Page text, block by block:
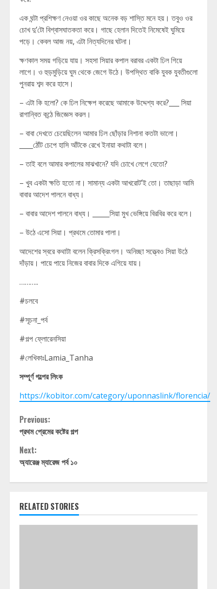
এক ঘন্টা প্রশিক্ষণ নেওয়া ওর কাছে অনেক বড় শাস্তি মনে হয়। তবুও ওর
চোখ দু’টো বিশ্বাসঘাতকতা করে। গাছে হেলান দিতেই নিমেষেই ঘুমিয়ে
পড়ে। কেবল আজ নয়, এটা নিত্যদিনের ঘটনা।
ক্ষণকাল সময় গড়িয়ে যায়। সহসা সিয়ার কপাল বরাবর একটা ঢিল গিয়ে
লাগে। ও হুড়মুড়িয়ে ঘুম থেকে জেগে উঠে। উপস্থিত বাকি যুবক যুবতীগুলো
পুনরায় শব্দ করে হাসে।
– এটা কি হলো? কে ঢিল নিক্ষেপ করেছে আমাকে উদ্দেশ্য করে?___ সিয়া
রাগান্বিত কন্ঠে জিজ্ঞেস করল।
– বাবা দেখতে চেয়েছিলেন আমার ঢিল ছোঁড়ার নিশানা কতটা ভালো।
____ঠোঁট চেপে হাসি আঁটকে রেখে ইনায়া কথাটা বলে।
– তাই বলে আমার কপালের মাঝখানে? যদি চোখে লেগে যেতো?
– খুব একটা ক্ষতি হতো না। সামান্য একটা আখরোট’ই তো। তাছাড়া আমি
বাবার আদেশ পালনে বাধ্য।
– বাবার আদেশ পালনে বাধ্য। _____সিয়া মুখ ভেঙ্গিয়ে বিরবির করে বলে।
– উঠে এসো সিয়া। প্রথমে তোমার পালা।
আদেশের স্বরে কথাটা বলেন ক্রিসক্রিংগল। অনিচ্ছা সত্ত্বেও সিয়া উঠে
দাঁড়ায়। পায়ে পায়ে নিজের বাবার দিকে এগিয়ে যায়।
………..
#চলবে
#সূচনা_পর্ব
#গল্প ফ্লোরেনসিয়া
#লেখিকাঃLamia_Tanha
সম্পূর্ণ গল্পের লিংক
https://kobitor.com/category/uponnaslink/florencia/
Continue
Reading
Previous:
প্রথম প্রেমের কষ্টের গল্প
Next:
অ্যারেঞ্জ ম্যারেজ পর্ব ১০
RELATED STORIES